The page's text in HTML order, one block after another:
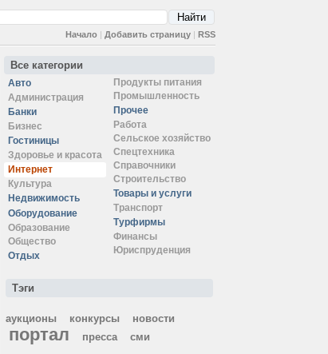
Начало | Добавить страницу | RSS
Все категории
Авто
Администрация
Банки
Бизнес
Гостиницы
Здоровье и красота
Интернет
Культура
Недвижимость
Оборудование
Образование
Общество
Отдых
Продукты питания
Промышленность
Прочее
Работа
Сельское хозяйство
Спецтехника
Справочники
Строительство
Товары и услуги
Транспорт
Турфирмы
Финансы
Юриспруденция
Тэги
аукционы конкурсы новости
портал пресса сми